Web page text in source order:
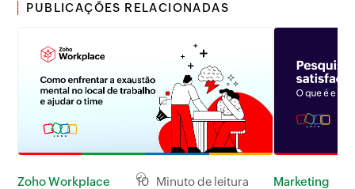
PUBLICAÇÕES RELACIONADAS
Zoho Workplace 10 Minuto de leitura Marketing